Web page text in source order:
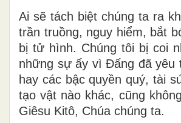
Ai sẽ tách biệt chúng ta ra
trần truồng, nguy hiểm, bắt
bị tử hình. Chúng tôi bị coi
những sự ấy vì Ðấng đã yêu
hay các bậc quyền quý, tài
tạo vật nào khác, cũng
Giêsu Kitô, Chúa chúng ta.